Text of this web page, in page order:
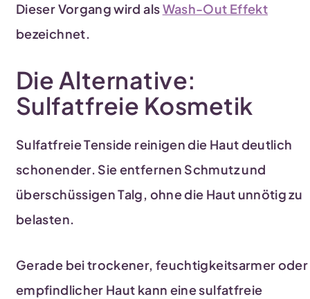
Dieser Vorgang wird alsWash-Out Effekt
bezeichnet.
Die Alternative:
Sulfatfreie Kosmetik
Sulfatfreie Tenside reinigen die Haut deutlich
schonender. Sie entfernen Schmutz und
überschüssigen Talg, ohne die Haut unnötig zu
belasten.
Gerade bei trockener, feuchtigkeitsarmer oder
empfindlicher Haut kann eine sulfatfreie